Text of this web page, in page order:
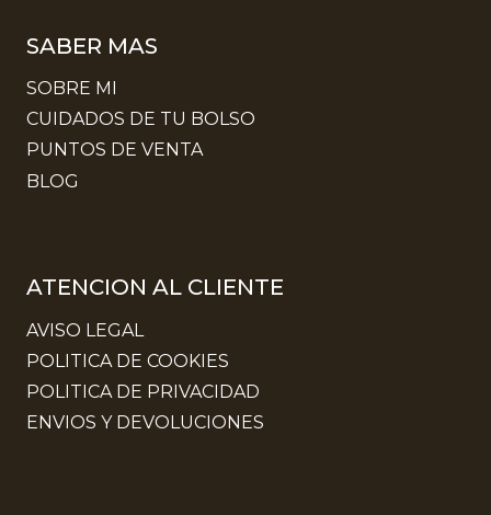
SABER MAS
SOBRE MI
CUIDADOS DE TU BOLSO
PUNTOS DE VENTA
BLOG
ATENCION AL CLIENTE
AVISO LEGAL
POLITICA DE COOKIES
POLITICA DE PRIVACIDAD
ENVIOS Y DEVOLUCIONES